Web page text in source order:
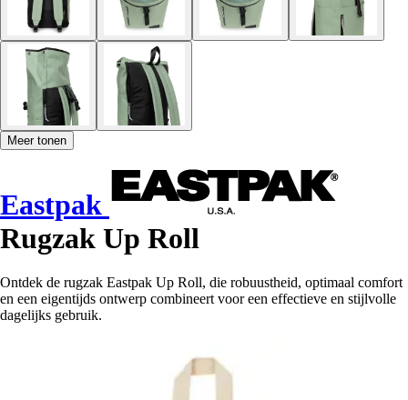
Meer tonen
Eastpak
Rugzak Up Roll
Ontdek de rugzak Eastpak Up Roll, die robuustheid, optimaal comfort
en een eigentijds ontwerp combineert voor een effectieve en stijlvolle
dagelijks gebruik.